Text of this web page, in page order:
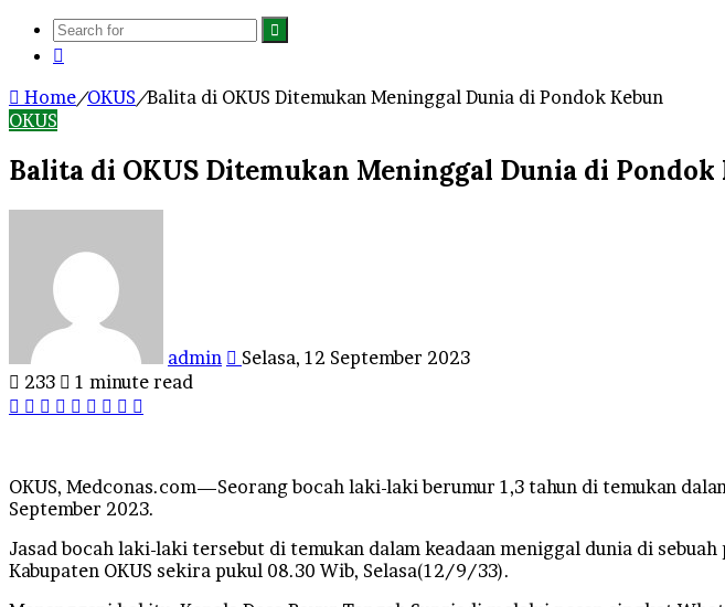
Search
Home/OKUS/Balita di OKUS Ditemukan Meninggal Dunia di Pondok Kebun
OKUS
Balita di OKUS Ditemukan Meninggal Dunia di Pondok
admin
Selasa, 12 September 2023
233
1 minute read
Facebook
Twitter
LinkedIn
Tumblr
Pinterest
Reddit
VKontakte
Odnoklassniki
OKUS, Medconas.com—Seorang bocah laki-laki berumur 1,3 tahun di temukan
September 2023.
Jasad bocah laki-laki tersebut di temukan dalam keadaan meniggal dunia di
Kabupaten OKUS sekira pukul 08.30 Wib, Selasa(12/9/33).